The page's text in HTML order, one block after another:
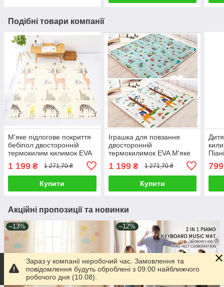
Подібні товари компанії
М'яке підлогове покриття
бебіпол двосторонній
термокилим килимок EVA
дитячий мат Іграшка для
повзання дитині
180х150х1.5 см
1 199 ₴ 1 271,70 ₴
Купити
Іграшка для повзання
двосторонній
термокилимок EVA М'яке
для ігор дитині
180х150х1.5 см
1 199₴ 1 271,70 ₴
Купити
799
Акційні пропозиції та новинки
–13% –12%
Зараз у компанії неробочий час. Замовлення та
повідомлення будуть оброблені з 09:00 найближчого
робочого дня (10.08).